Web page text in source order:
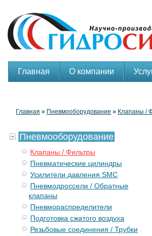
Главная О компании
Главная » Пневмооборудование » Клапаны /
Пневмооборудование
Клапаны / Фильтры
Пневматические цилиндры
Усилители давления SMC
Пневмодроссели / Обратные
клапаны
Пневмораспределители
Подготовка сжатого воздуха
Резьбовые соединения / Трубки